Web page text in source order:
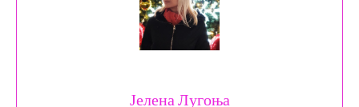
Јелена Лугоња